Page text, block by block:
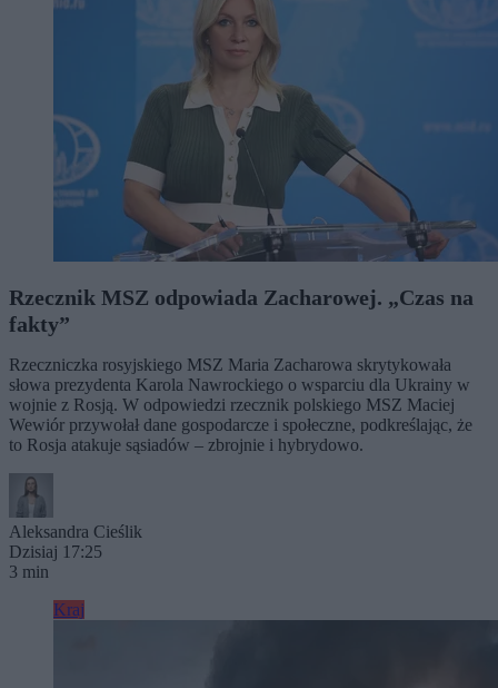
Rzecznik MSZ odpowiada Zacharowej. „Czas na
fakty”
Rzeczniczka rosyjskiego MSZ Maria Zacharowa skrytykowała
słowa prezydenta Karola Nawrockiego o wsparciu dla Ukrainy w
wojnie z Rosją. W odpowiedzi rzecznik polskiego MSZ Maciej
Wewiór przywołał dane gospodarcze i społeczne, podkreślając, że
to Rosja atakuje sąsiadów – zbrojnie i hybrydowo.
Aleksandra Cieślik
Dzisiaj 17:25
3 min
Kraj